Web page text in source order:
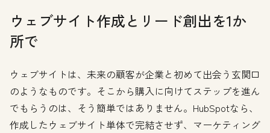
ウェブサイト作成とリード創出を1か
所で
ウェブサイトは、未来の顧客が企業と初めて出会う玄関口
のようなものです。そこから購入に向けてステップを進ん
でもらうのは、そう簡単ではありません。HubSpotなら、
作成したウェブサイト単体で完結させず、マーケティング